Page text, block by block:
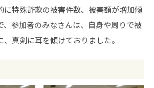
に特殊詐欺の被害件数、被害額が増加傾
、参加者のみなさんは、自身や周りで被
真剣に耳を傾けておりました。